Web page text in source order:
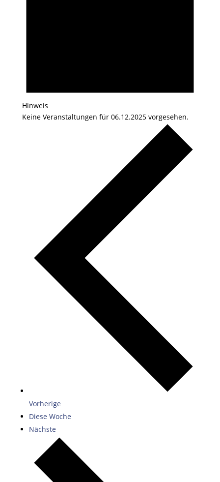
Hinweis
Keine Veranstaltungen für 06.12.2025 vorgesehen.
Vorherige
Diese Woche
Nächste